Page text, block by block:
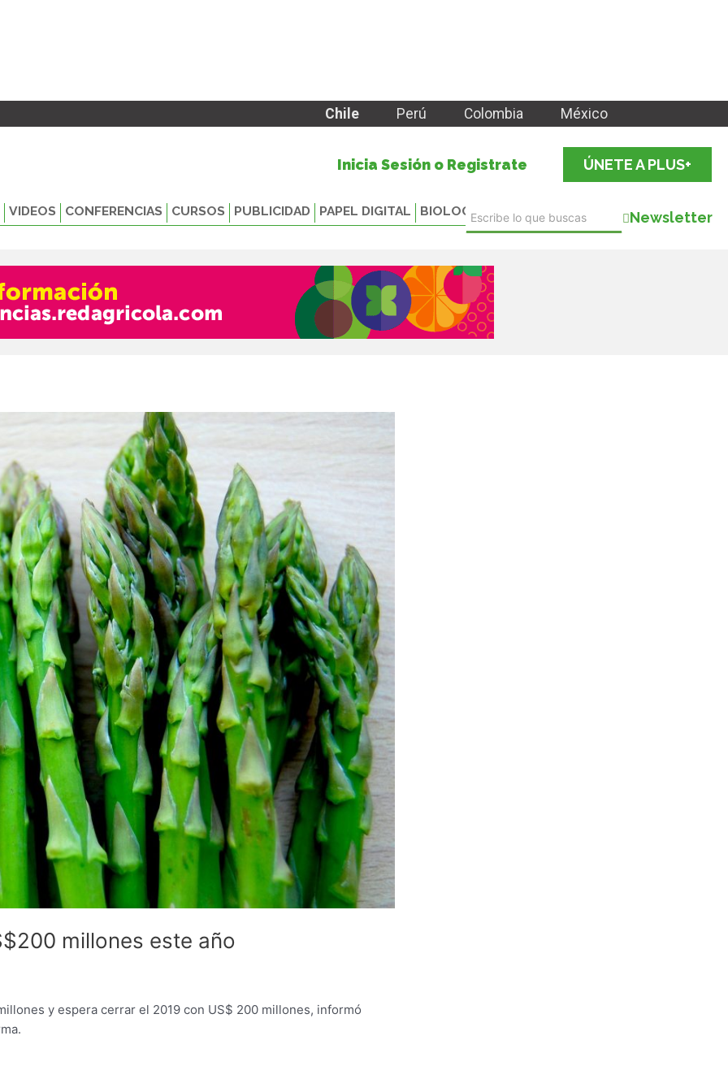
Chile Perú Colombia México
Inicia Sesión o Registrate ÚNETE A PLUS+
VIDEOS CONFERENCIAS CURSOS PUBLICIDAD PAPEL DIGITAL BIOLOGICALS Newsletter
millones este año
y espera cerrar el 2019 con US$ 200 millones, informó